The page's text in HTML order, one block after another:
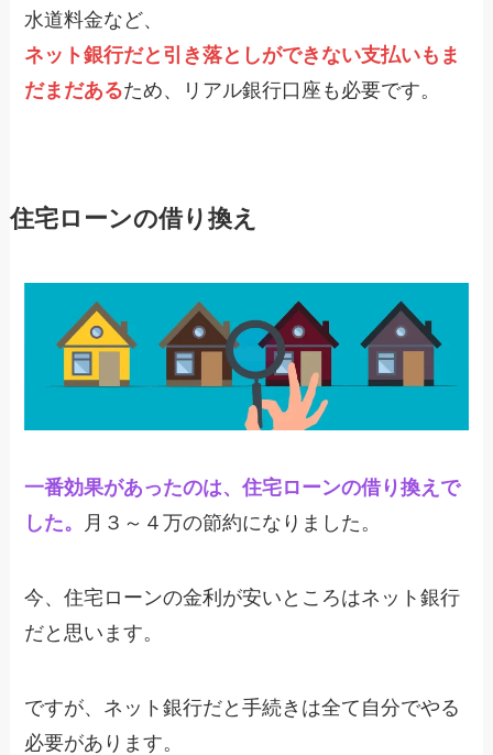
水道料金など、
ネット銀行だと引き落としができない支払いもま
だまだあるため、リアル銀行口座も必要です。
住宅ローンの借り換え
一番効果があったのは、住宅ローンの借り換えで
した。
月３～４万の節約になりました。
今、住宅ローンの金利が安いところはネット銀行
だと思います。
ですが、ネット銀行だと手続きは全て自分でやる
必要があります。